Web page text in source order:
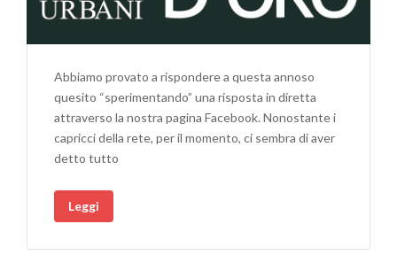
Abbiamo provato a rispondere a questa annoso
quesito “sperimentando” una risposta in diretta
attraverso la nostra pagina Facebook. Nonostante i
capricci della rete, per il momento, ci sembra di aver
detto tutto
Leggi